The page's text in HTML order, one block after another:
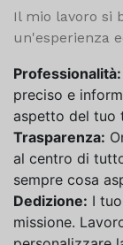
Il mio lavoro si
un'esperienza
Professionalità:
preciso e
aspetto del tuo
Trasparenza:
al centro di
sempre cosa
Dedizione: I
missione.